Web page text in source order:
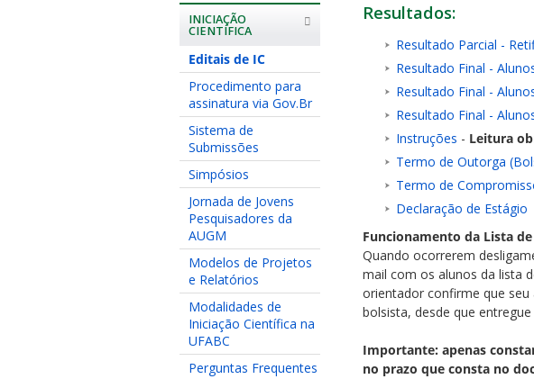
INICIAÇÃO
CIENTÍFICA
Editais de IC
Procedimento para
assinatura via Gov.Br
Sistema de
Submissões
Simpósios
Jornada de Jovens
Pesquisadores da
AUGM
Modelos de Projetos
e Relatórios
Modalidades de
Iniciação Científica na
UFABC
Perguntas Frequentes
Resultados:
Resultado Parcial -
Resultado Final -
Resultado Final -
Resultado Final -
Instruções - Leitura
Termo de Outorga
Termo de
Declaração de Estágio
Funcionamento da Lista
Quando ocorrerem
mail com os alunos da lista
orientador confirme que
bolsista, desde que
Importante: apenas
no prazo que consta no